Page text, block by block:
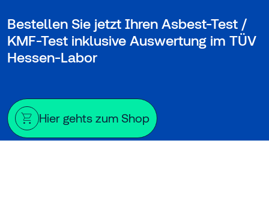
Bestellen Sie jetzt Ihren Asbest-Test /
KMF-Test inklusive Auswertung im TÜV
Hessen-Labor
Hier gehts zum Shop